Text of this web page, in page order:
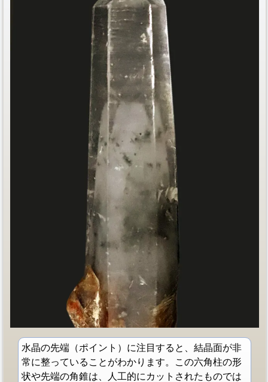
水晶の先端（ポイント）に注目すると、結晶面が非
常に整っていることがわかります。この六角柱の形
状や先端の角錐は、人工的にカットされたものでは